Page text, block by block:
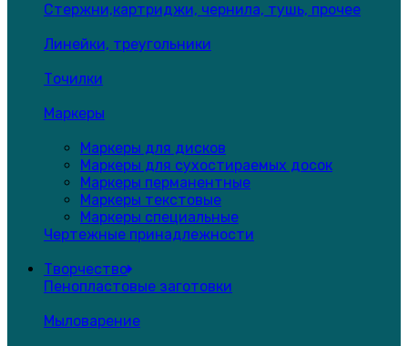
Стержни,картриджи, чернила, тушь, прочее
Линейки, треугольники
Точилки
Маркеры
Маркеры для дисков
Маркеры для сухостираемых досок
Маркеры перманентные
Маркеры текстовые
Маркеры специальные
Чертежные принадлежности
Творчество
Пенопластовые заготовки
Мыловарение